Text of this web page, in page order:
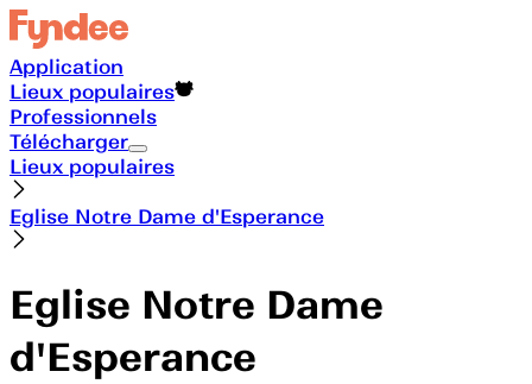
Application
Lieux populaires
Professionnels
Télécharger
Lieux populaires
Eglise Notre Dame d'Esperance
Eglise Notre Dame
d'Esperance